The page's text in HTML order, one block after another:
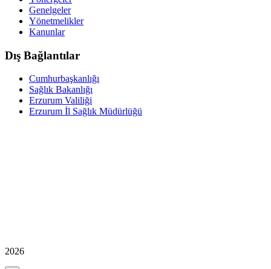
Genelgeler
Yönetmelikler
Kanunlar
Dış Bağlantılar
Cumhurbaşkanlığı
Sağlık Bakanlığı
Erzurum Valiliği
Erzurum İl Sağlık Müdürlüğü
2026